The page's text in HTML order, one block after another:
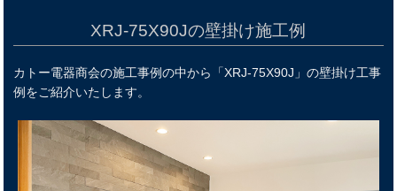
XRJ-75X90Jの壁掛け施工例
カトー電器商会の施工事例の中から「XRJ-75X90J」の壁掛け工事
例をご紹介いたします。